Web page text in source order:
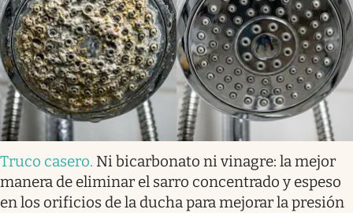
Truco casero. Ni bicarbonato ni vinagre: la mejor
manera de eliminar el sarro concentrado y espeso
en los orificios de la ducha para mejorar la presión